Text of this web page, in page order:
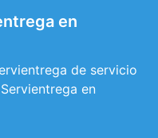
en
de servicio
en